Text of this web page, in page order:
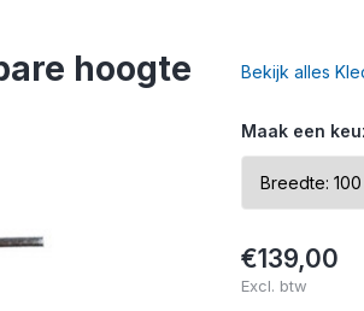
hoogte
Bekijk alles
Maak een
€139,00
Excl. btw